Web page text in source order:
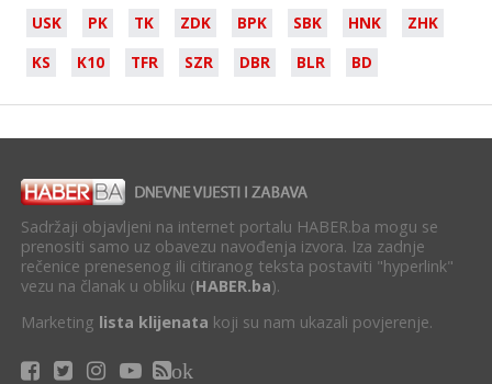
USK PK TK ZDK BPK SBK HNK
ZHK
KS
K10 TFR SZR DBR BLR BD
Sadržaji objavljeni na internet portalu HABER.ba mogu se
prenositi samo uz obavezu navođenja izvora. Iza zadnje
rečenice prenesenog ili citiranog teksta postaviti "hyperlink"
vezu na članak u obliku (HABER.ba).
Marketing lista klijenata koji su nam ukazali povjerenje.
ok